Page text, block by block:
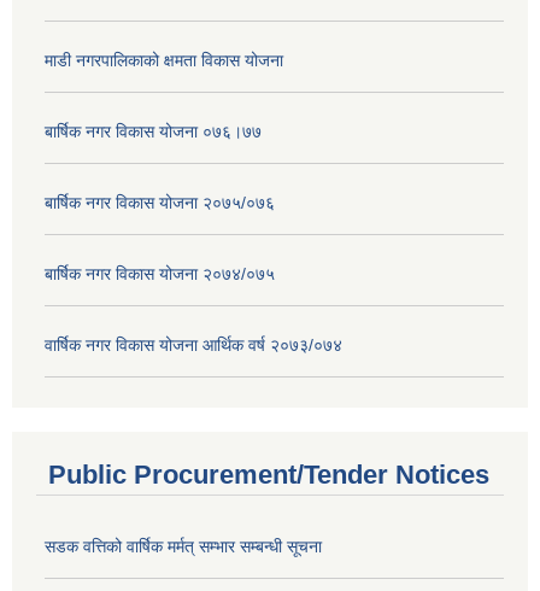
माडी नगरपालिकाको क्षमता विकास योजना
बार्षिक नगर विकास योजना ०७६।७७
बार्षिक नगर विकास योजना २०७५/०७६
बार्षिक नगर विकास योजना २०७४/०७५
वार्षिक नगर विकास योजना आर्थिक वर्ष २०७३/०७४
Public Procurement/Tender Notices
सडक वत्तिको वार्षिक मर्मत् सम्भार सम्बन्धी सूचना